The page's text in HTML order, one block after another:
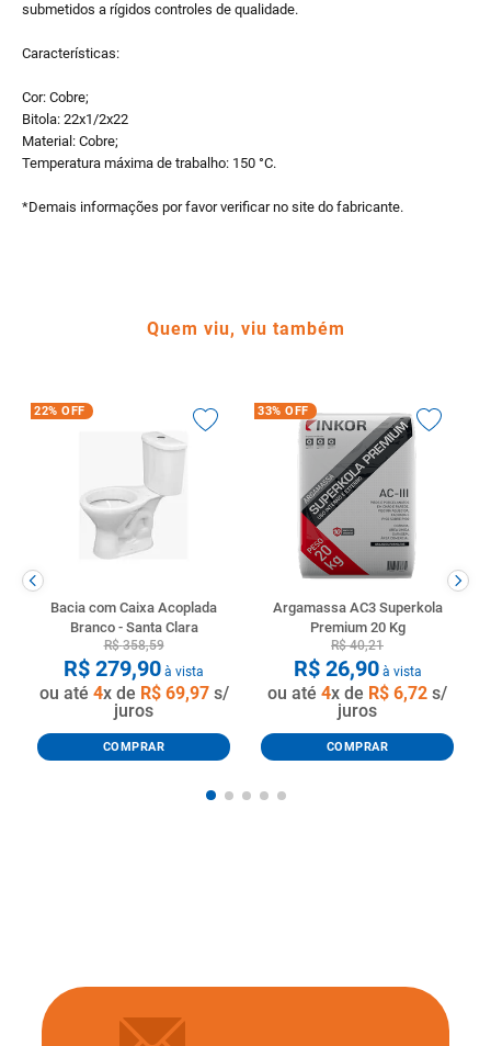
submetidos a rígidos controles de qualidade.
Características:
Cor: Cobre;
Bitola: 22x1/2x22
Material: Cobre;
Temperatura máxima de trabalho: 150 °C.
*Demais informações por favor verificar no site do fabricante.
Quem viu, viu também
22% OFF
Bacia com Caixa Acoplada
Branco - Santa Clara
R$ 358,59
R$ 279,90 à vista
ou até 4x de R$ 69,97s/
juros
COMPRAR
33% OFF
Argamassa AC3 Superkola
Premium 20 Kg
R$ 40,21
R$ 26,90à vista
ou até 4x de R$ 6,72 s/
juros
COMPRAR